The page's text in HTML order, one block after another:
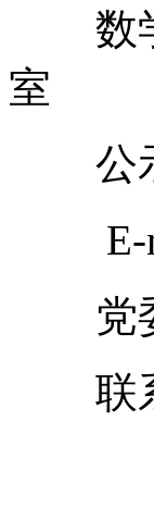
数学
室
公示
E-
党委
联系